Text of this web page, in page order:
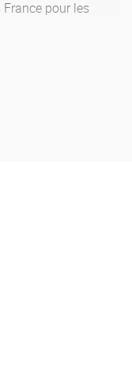
pour les
relevés de